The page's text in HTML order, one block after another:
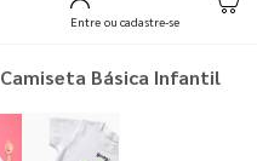
Entre ou cadastre-se
Camiseta Básica Infantil